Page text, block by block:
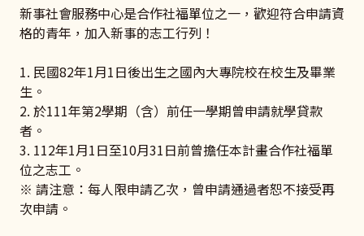
新事社會服務中心是合作社福單位之一，歡迎符合申請資
格的青年，加入新事的志工行列！
1. 民國82年1月1日後出生之國內大專院校在校生及畢業
生。
2. 於111年第2學期（含）前任一學期曾申請就學貸款
者。
3. 112年1月1日至10月31日前曾擔任本計畫合作社福單
位之志工。
※ 請注意：每人限申請乙次，曾申請通過者恕不接受再
次申請。